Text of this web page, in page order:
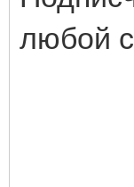
любой